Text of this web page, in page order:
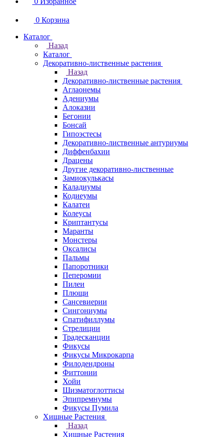
0 Корзина
Каталог
Назад
Каталог
Декоративно-лиственные растения
Назад
Декоративно-лиственные растения
Аглаонемы
Адениумы
Алоказии
Бегонии
Бонсай
Гипоэстесы
Декоративно-лиственные антуриумы
Диффенбахии
Драцены
Другие декоративно-лиственные
Замиокулькасы
Каладиумы
Кодиеумы
Калатеи
Колеусы
Криптантусы
Маранты
Монстеры
Оксалисы
Пальмы
Папоротники
Пеперомии
Пилеи
Плющи
Сансевиерии
Сингониумы
Спатифиллумы
Стрелиции
Традесканции
Фикусы
Фикусы Микрокарпа
Филодендроны
Фиттонии
Хойи
Шизматоглоттисы
Эпипремнумы
Фикусы Пумила
Хищные Растения
Назад
Хищные Растения